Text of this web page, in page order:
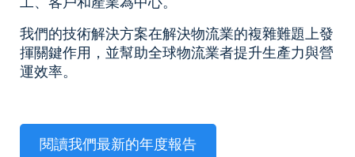
我們的技術解決方案在解決物流業的複雜難題上發
揮關鍵作用，並幫助全球物流業者提升生產力與營
運效率。
閱讀我們最新的年度報告